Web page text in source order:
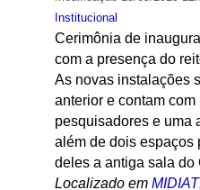
Institucional
Cerimônia de
com a presença do
As novas instalações
anterior e contam
pesquisadores e uma
além de dois espaços
deles a antiga sala
Localizado em